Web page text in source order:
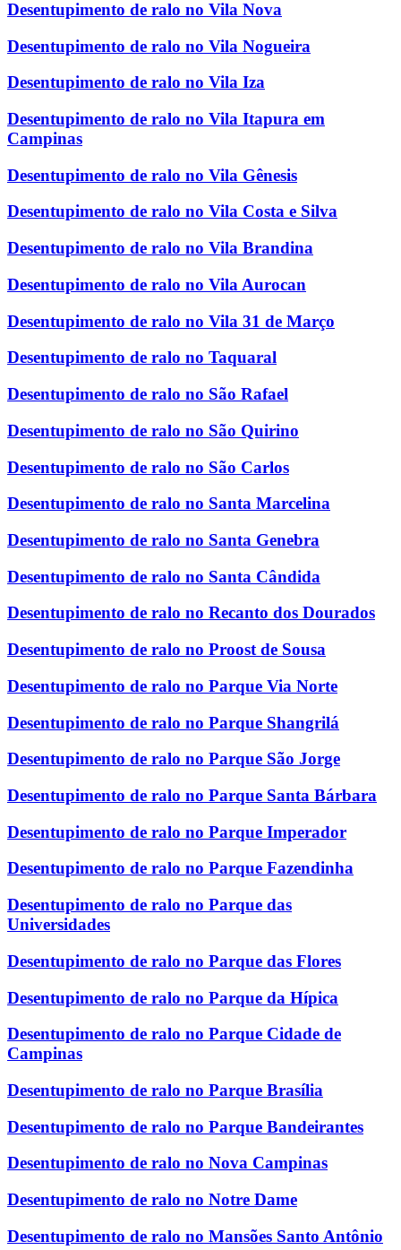
Desentupimento de ralo no Vila Nova
Desentupimento de ralo no Vila Nogueira
Desentupimento de ralo no Vila Iza
Desentupimento de ralo no Vila Itapura em
Campinas
Desentupimento de ralo no Vila Gênesis
Desentupimento de ralo no Vila Costa e Silva
Desentupimento de ralo no Vila Brandina
Desentupimento de ralo no Vila Aurocan
Desentupimento de ralo no Vila 31 de Março
Desentupimento de ralo no Taquaral
Desentupimento de ralo no São Rafael
Desentupimento de ralo no São Quirino
Desentupimento de ralo no São Carlos
Desentupimento de ralo no Santa Marcelina
Desentupimento de ralo no Santa Genebra
Desentupimento de ralo no Santa Cândida
Desentupimento de ralo no Recanto dos Dourados
Desentupimento de ralo no Proost de Sousa
Desentupimento de ralo no Parque Via Norte
Desentupimento de ralo no Parque Shangrilá
Desentupimento de ralo no Parque São Jorge
Desentupimento de ralo no Parque Santa Bárbara
Desentupimento de ralo no Parque Imperador
Desentupimento de ralo no Parque Fazendinha
Desentupimento de ralo no Parque das
Universidades
Desentupimento de ralo no Parque das Flores
Desentupimento de ralo no Parque da Hípica
Desentupimento de ralo no Parque Cidade de
Campinas
Desentupimento de ralo no Parque Brasília
Desentupimento de ralo no Parque Bandeirantes
Desentupimento de ralo no Nova Campinas
Desentupimento de ralo no Notre Dame
Desentupimento de ralo no Mansões Santo Antônio